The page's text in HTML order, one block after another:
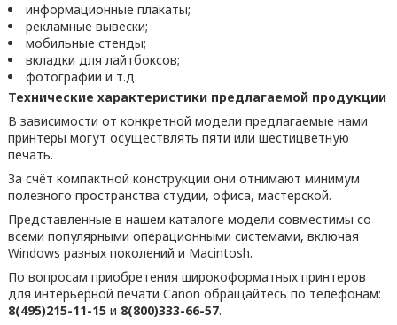
информационные плакаты;
рекламные вывески;
мобильные стенды;
вкладки для лайтбоксов;
фотографии и т.д.
Технические характеристики предлагаемой продукции
В зависимости от конкретной модели предлагаемые нами
принтеры могут осуществлять пяти или шестицветную
печать.
За счёт компактной конструкции они отнимают минимум
полезного пространства студии, офиса, мастерской.
Представленные в нашем каталоге модели совместимы со
всеми популярными операционными системами, включая
Windows разных поколений и Macintosh.
По вопросам приобретения широкоформатных принтеров
для интерьерной печати Canon обращайтесь по телефонам:
8(495)215-11-15и 8(800)333-66-57.